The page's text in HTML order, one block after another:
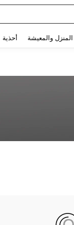
المنزل والمعيشة أحذية